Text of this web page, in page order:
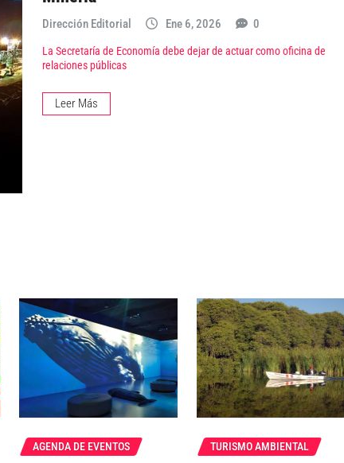
Dirección Editorial Ene 6, 2026 0
La Secretaría de Economía debe dejar de actuar como oficina de
relaciones públicas
Leer Más
AGENDA DE EVENTOS TURISMO AMBIENTAL